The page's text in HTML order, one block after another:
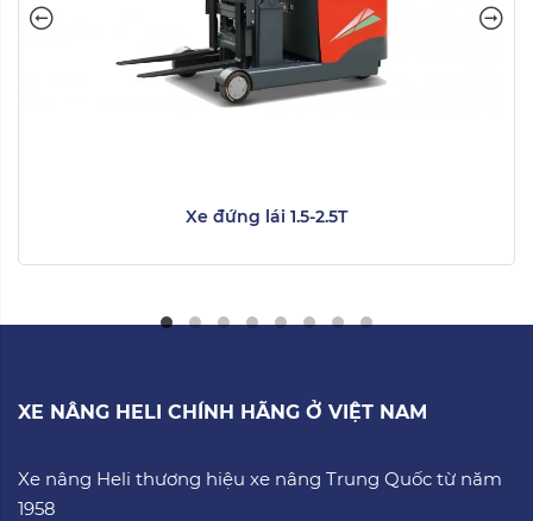
Xe đứng lái 1.5-2.5T
XE NÂNG HELI CHÍNH HÃNG Ở VIỆT NAM
Xe nâng Heli thương hiệu xe nâng Trung Quốc từ năm
1958